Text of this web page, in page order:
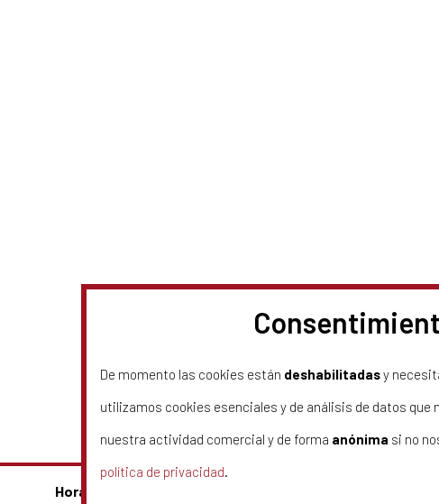
¿Qué hacer
Horario de Atención
De momento las cookies están deshabilitadasy
utilizamos cookies esenciales y de análisis de datos que
nuestra actividad comercial y de forma anónima si no
política de privacidad.